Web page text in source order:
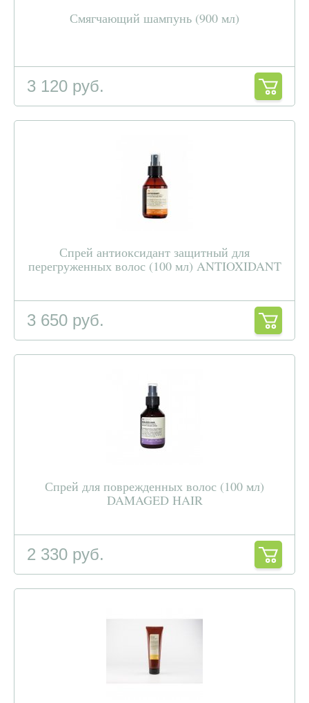
Смягчающий шампунь (900 мл)
3 120 руб.
Спрей антиоксидант защитный для
перегруженных волос (100 мл) ANTIOXIDANT
3 650 руб.
Спрей для поврежденных волос (100 мл)
DAMAGED HAIR
2 330 руб.